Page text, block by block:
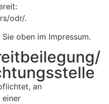
odr/.
oben im Impressum.
an